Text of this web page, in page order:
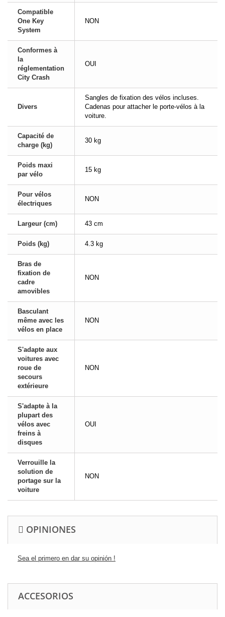
Compatible
One Key
System
NON
Conformes à
la
réglementation
City Crash
OUI
Divers
Sangles de fixation des vélos incluses.
Cadenas pour attacher le porte-vélos à la
voiture.
Capacité de
charge (kg)
30 kg
Poids maxi
par vélo
15 kg
Pour vélos
électriques
NON
Largeur (cm) 43 cm
Poids (kg) 4.3 kg
Bras de
fixation de
cadre
amovibles
NON
Basculant
même avec les
vélos en place
NON
S'adapte aux
voitures avec
roue de
secours
extérieure
NON
S'adapte à la
plupart des
vélos avec
freins à
disques
OUI
Verrouille la
solution de
portage sur la
voiture
NON
OPINIONES
Sea el primero en dar su opinión !
ACCESORIOS